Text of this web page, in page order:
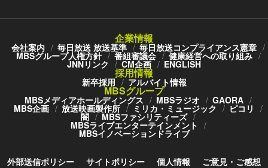
企業情報
会社案内 毎日放送 放送基準 毎日放送コンプライアンス憲章
MBSグループ人権方針 番組審議会 健康経営への取り組み
JNNリンク CM企画 ENGLISH
採用情報
新卒採用 アルバイト情報
MBSグループ
MBSメディアホールディングス MBSラジオ GAORA
MBS企画 放送映画製作所 ミリカ・ミュージック ピコリ
闇 MBSファシリティーズ
MBSライブエンターテインメント
MBSイノベーションドライブ
外部送信ポリシー サイトポリシー 個人情報 ご意見・ご感想